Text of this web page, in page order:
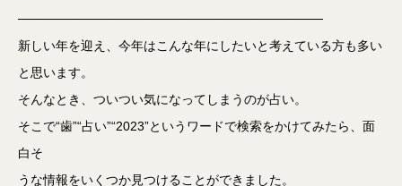
──────────────────────────────────
新しい年を迎え、今年はこんな年にしたいと考えている方も多い
と思います。
そんなとき、ついつい気になってしまうのが占い。
そこで“歯”“占い”“2023”というワードで検索をかけてみたら、面
白そ
うな情報をいくつか見つけることができました。